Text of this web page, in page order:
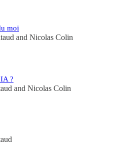
moi
and Nicolas Colin
?
and Nicolas Colin